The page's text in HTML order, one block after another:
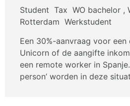
Student Tax WO bachelor ,
Rotterdam Werkstudent
Een 30%-aanvraag voor
Unicorn of de aangifte
een remote worker in
person’ worden in deze